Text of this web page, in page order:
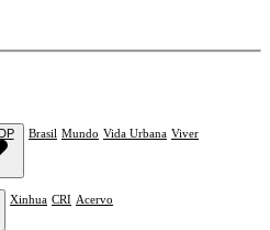
Brasil Mundo Vida Urbana Viver
Xinhua CRI Acervo